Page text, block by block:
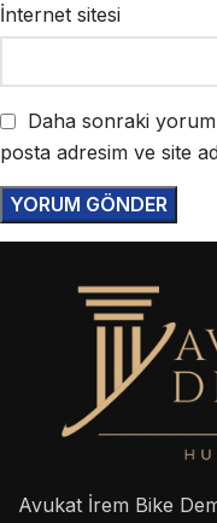
İnternet sitesi
Daha sonraki
posta adresim ve site
Avukat İrem Bike